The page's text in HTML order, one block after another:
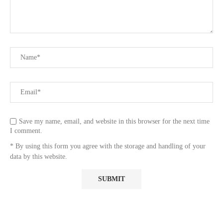
Save my name, email, and website in this browser for the next time
I comment.
* By using this form you agree with the storage and handling of your
data by this website.